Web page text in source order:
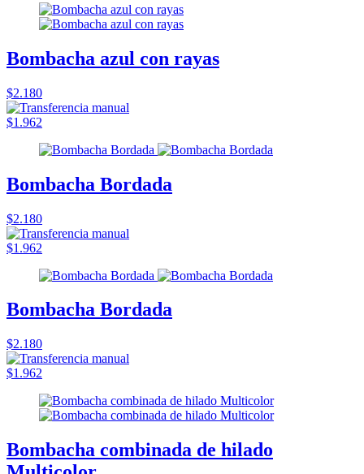
Bombacha azul con rayas
$2.180
$1.962
Bombacha Bordada
$2.180
$1.962
Bombacha Bordada
$2.180
$1.962
Bombacha combinada de hilado